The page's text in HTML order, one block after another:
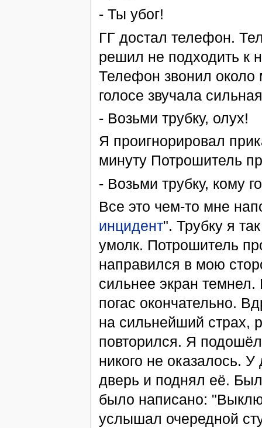
- Ты убог!
ГГ достал телефон.
решил не подходить к
Телефон звонил около
голосе звучала
- Возьми трубку, олух!
Я проигнорировал
минуту Потрошитель
- Возьми трубку, кому
Все это чем-то мне
инцидент". Трубку я
умолк. Потрошитель
направился в мою
сильнее экран темнел.
погас окончательно.
на сильнейший страх,
повторился. Я
никого не оказалось.
дверь и поднял её.
было написано:
услышал очередной